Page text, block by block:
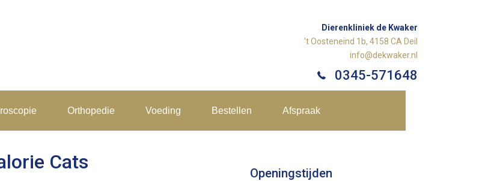
Dierenkliniek de Kwaker
't Oosteneind 1b, 4158 CA Deil
info@dekwaker.nl
0345-571648
Orthopedie Voeding Bestellen Afspraak
Cats Openingstijden